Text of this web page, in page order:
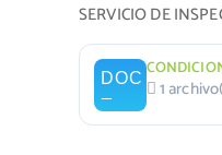
SERVICIO DE
1